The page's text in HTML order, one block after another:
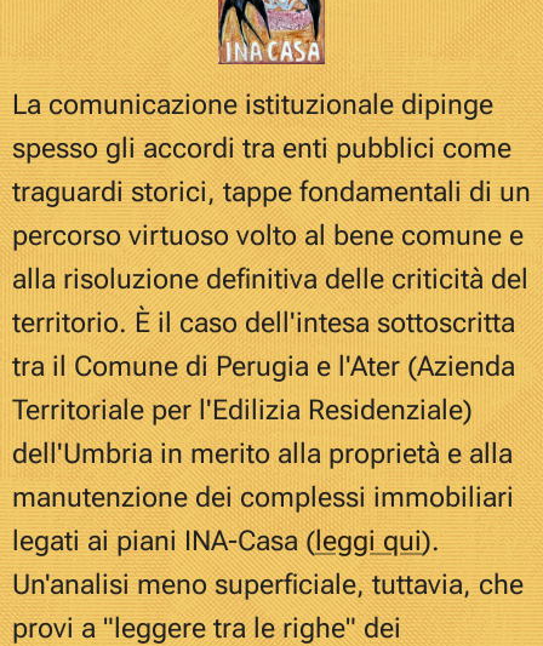
La comunicazione istituzionale dipinge
spesso gli accordi tra enti pubblici come
traguardi storici, tappe fondamentali di un
percorso virtuoso volto al bene comune e
alla risoluzione definitiva delle criticità del
territorio. È il caso dell'intesa sottoscritta
tra il Comune di Perugia e l'Ater (Azienda
Territoriale per l'Edilizia Residenziale)
dell'Umbria in merito alla proprietà e alla
manutenzione dei complessi immobiliari
legati ai piani INA-Casa(leggi qui).
Un'analisi meno superficiale, tuttavia, che
provi a "leggere tra le righe" dei